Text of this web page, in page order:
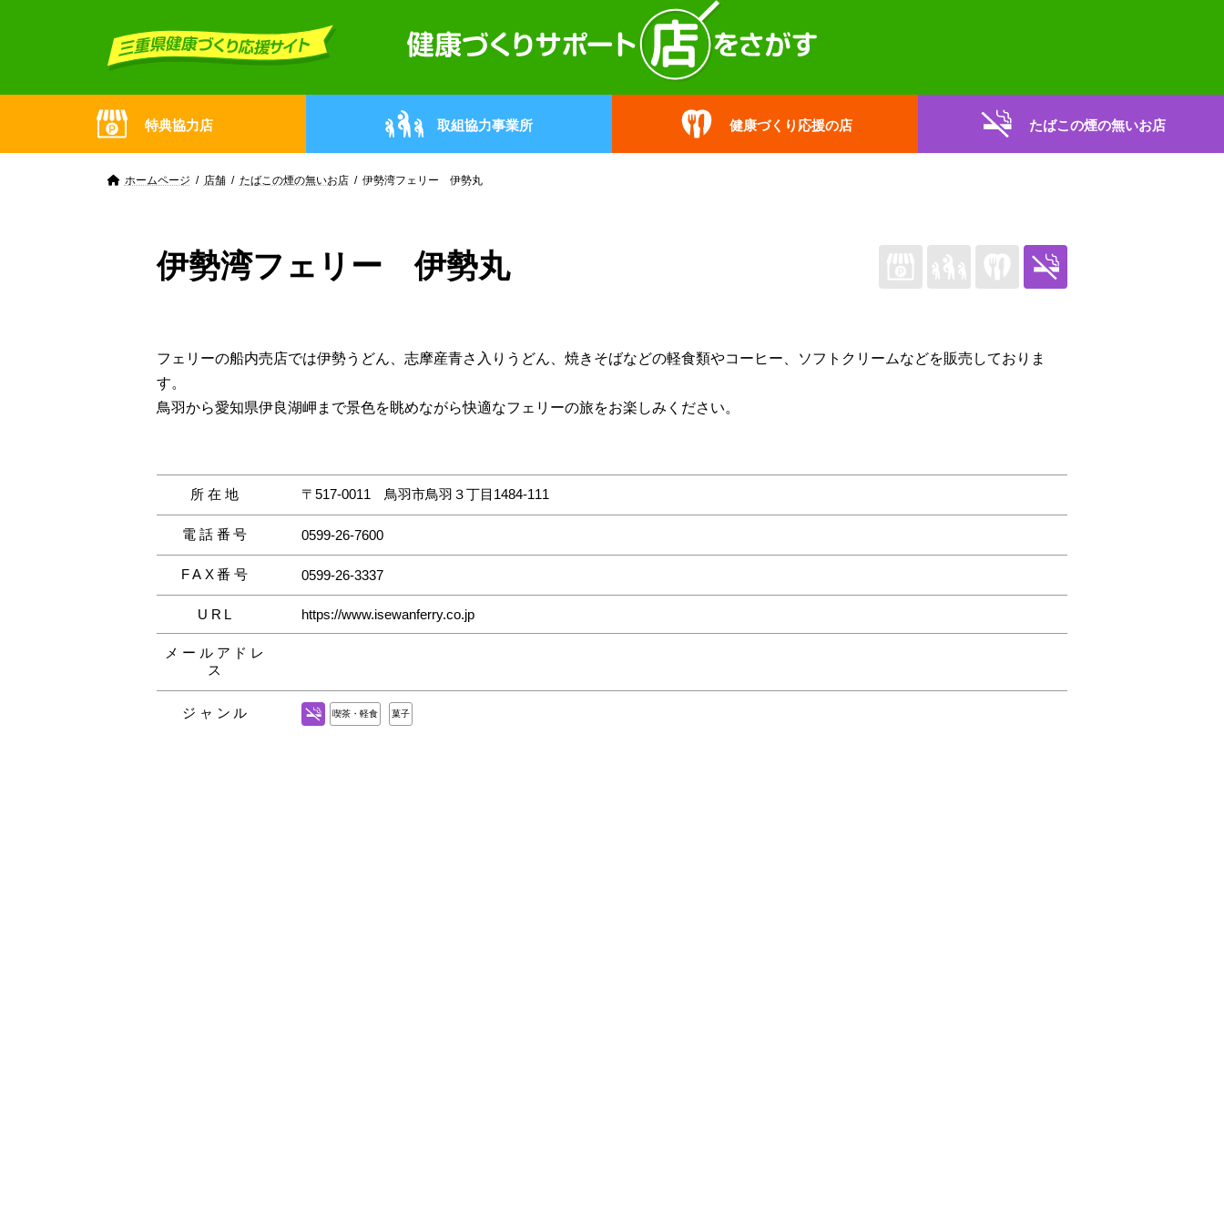
特典協力店 取組協力事業所 健康づくり応援の店 たばこの煙の無いお店
ホームページ 店舗 たばこの煙の無いお店 伊勢湾フェリー 伊勢丸
伊勢湾フェリー 伊勢丸
フェリーの船内売店では伊勢うどん、志摩産青さ入りうどん、焼きそばなどの軽食類やコーヒー、ソフトクリームなどを販売しておりま
す。
鳥羽から愛知県伊良湖岬まで景色を眺めながら快適なフェリーの旅をお楽しみください。
所在地 〒517-0011 鳥羽市鳥羽３丁目1484-111
電話番号 0599-26-7600
FAX番号 0599-26-3337
URL https://www.isewanferry.co.jp
メールアドレ
ス
ジャンル 喫茶・軽食 菓子